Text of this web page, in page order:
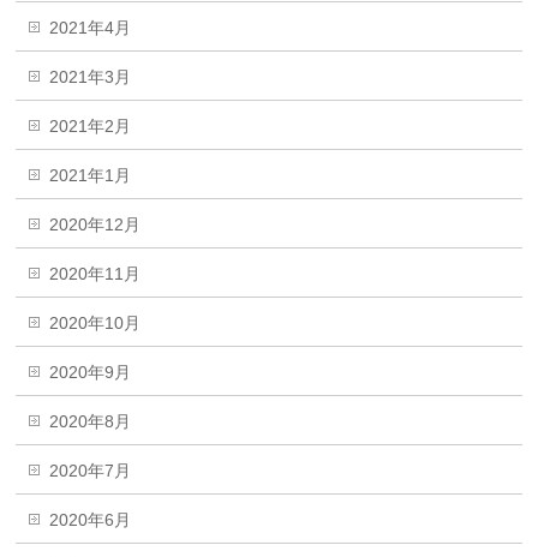
2021年4月
2021年3月
2021年2月
2021年1月
2020年12月
2020年11月
2020年10月
2020年9月
2020年8月
2020年7月
2020年6月